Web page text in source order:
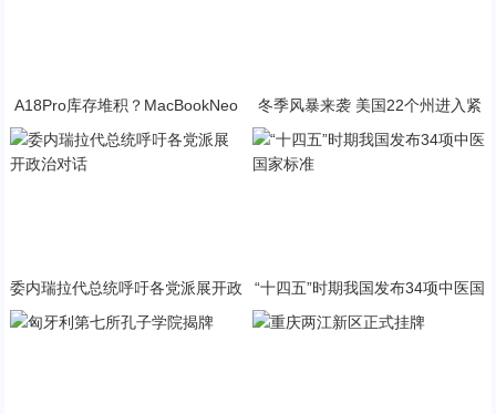
A18Pro库存堆积？MacBookNeo
与PP终极火焰狂潮意外同框
冬季风暴来袭 美国22个州进入紧
急状态
委内瑞拉代总统呼吁各党派展开政
“十四五”时期我国发布34项中医国